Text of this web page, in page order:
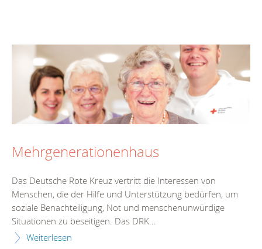
Mehrgenerationenhaus
Das Deutsche Rote Kreuz vertritt die Interessen von
Menschen, die der Hilfe und Unterstützung bedürfen, um
soziale Benachteiligung, Not und menschenunwürdige
Situationen zu beseitigen. Das DRK...
Weiterlesen